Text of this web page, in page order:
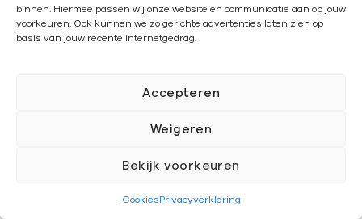
binnen. Hiermee passen wij onze website en communicatie aan op jouw
voorkeuren. Ook kunnen we zo gerichte advertenties laten zien op
basis van jouw recente internetgedrag.
Accepteren
Weigeren
Bekijk voorkeuren
CookiesPrivacyverklaring